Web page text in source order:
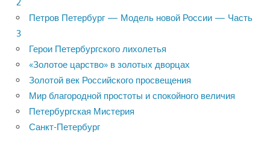
Петров Петербург — Модель новой России — Часть
3
Герои Петербургского лихолетья
«Золотое царство» в золотых дворцах
Золотой век Российского просвещения
Мир благородной простоты и спокойного величия
Петербургская Мистерия
Санкт-Петербург